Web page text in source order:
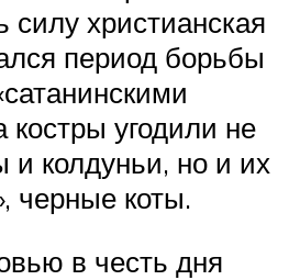
силу христианская
период борьбы
костры угодили не
и колдуньи, но и их
черные коты.
в честь дня